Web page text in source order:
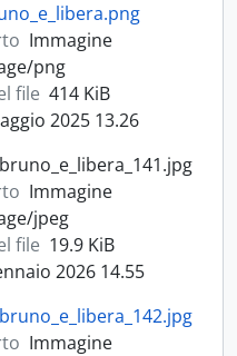
Immagine
png
file 414 KiB
2025 13.26
bruno_e_libera_141.jpg
Immagine
jpeg
file 19.9 KiB
2026 14.55
bruno_e_libera_142.jpg
Immagine